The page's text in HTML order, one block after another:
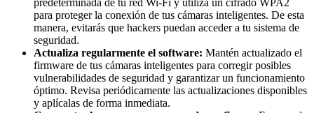
predeterminada de tu red Wi-Fi y utiliza un cifrado WPA2
para proteger la conexión de tus cámaras inteligentes. De esta
manera, evitarás que hackers puedan acceder a tu sistema de
seguridad.
Actualiza regularmente el software: Mantén actualizado el
firmware de tus cámaras inteligentes para corregir posibles
vulnerabilidades de seguridad y garantizar un funcionamiento
óptimo. Revisa periódicamente las actualizaciones disponibles
y aplícalas de forma inmediata.